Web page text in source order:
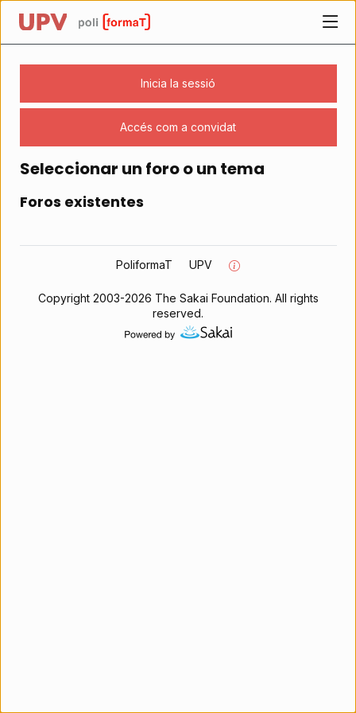
UPV Home page
Inicia la sessió
Accés com a convidat
Els continguts comencen aquí­
Seleccionar un foro o un tema
Crear
o
Foros existentes
PoliformaT UPV
Copyright 2003-2026 The Sakai Foundation. All rights
reserved.